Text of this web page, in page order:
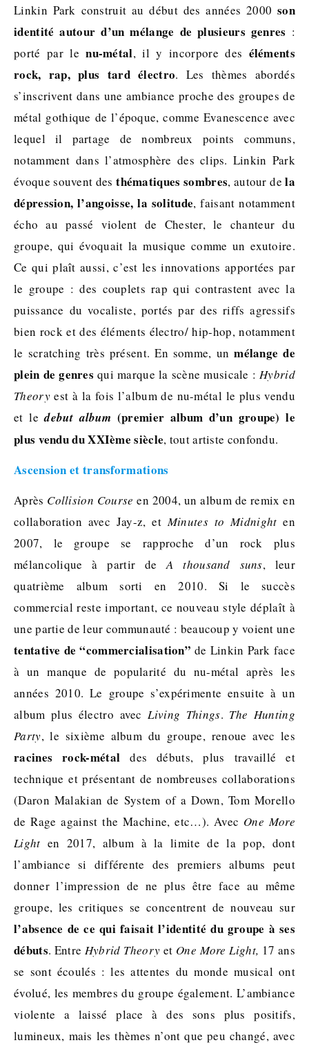
Linkin Park construit au début des années 2000son
identité autour d’un mélange de plusieurs genres :
porté par lenu-métal, il y incorpore des éléments
rock, rap, plus tard électro. Les thèmes abordés
s’inscrivent dans une ambiance proche des groupes de
métal gothique de l’époque, comme Evanescence avec
lequel il partage de nombreux points communs,
notamment dans l’atmosphère des clips. Linkin Park
évoque souvent desthématiques sombres, autour dela
dépression, l’angoisse, la solitude, faisant notamment
écho au passé violent de Chester, le chanteur du
groupe, qui évoquait la musique comme un exutoire.
Ce qui plaît aussi, c’est les innovations apportées par
le groupe : des couplets rap qui contrastent avec la
puissance du vocaliste, portés par des riffs agressifs
bien rock et des éléments électro/ hip-hop, notamment
le scratching très présent. En somme, unmélange de
plein de genres qui marque la scène musicale :Hybrid
Theoryest à la fois l’album de nu-métal le plus vendu
et ledebut album (premier album d’un groupe) le
plus vendu du XXIème siècle, tout artiste confondu.
Ascension et transformations
Après Collision Course en 2004, un album de remix en
collaboration avec Jay-z, etMinutes to Midnighten
2007, le groupe se rapproche d’un rock plus
mélancolique à partir deA thousand suns, leur
quatrième album sorti en 2010. Si le succès
commercial reste important, ce nouveau style déplaît à
une partie de leur communauté : beaucoup y voient une
tentative de “commercialisation” de Linkin Park face
à un manque de popularité du nu-métal après les
années 2010. Le groupe s’expérimente ensuite à un
album plus électro avecLiving Things. The Hunting
Party, le sixième album du groupe, renoue avec les
racines rock-métal des débuts, plus travaillé et
technique et présentant de nombreuses collaborations
(Daron Malakian de System of a Down, Tom Morello
de Rage against the Machine, etc…). Avec One More
Light en 2017, album à la limite de la pop, dont
l’ambiance si différente des premiers albums peut
donner l’impression de ne plus être face au même
groupe, les critiques se concentrent de nouveau sur
l’absence de ce qui faisait l’identité du groupe à ses
débuts. Entre Hybrid Theory et One More Light, 17 ans
se sont écoulés : les attentes du monde musical ont
évolué, les membres du groupe également. L’ambiance
violente a laissé place à des sons plus positifs,
lumineux, mais les thèmes n’ont que peu changé, avec